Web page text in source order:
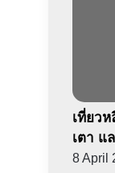
เที่ยวห
เตา แ
8 April